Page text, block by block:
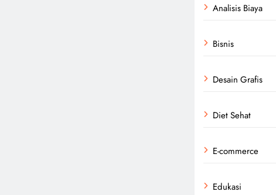
Analisis Biaya
Bisnis
Desain Grafis
Diet Sehat
E-commerce
Edukasi